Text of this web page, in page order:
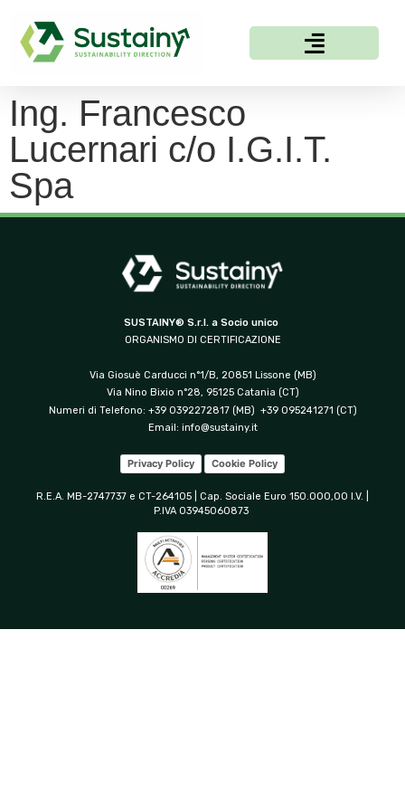
Ing. Francesco
Lucernari c/o I.G.I.T.
Spa
SUSTAINY® S.r.l. a Socio unico
ORGANISMO DI CERTIFICAZIONE
Via Giosuè Carducci n°1/B, 20851 Lissone (MB)
Via Nino Bixio n°28, 95125 Catania (CT)
Numeri di Telefono: +39 0392272817 (MB) +39 095241271 (CT)
Email: info@sustainy.it
Privacy Policy Cookie Policy
R.E.A. MB-2747737 e CT-264105 | Cap. Sociale Euro 150.000,00 I.V. |
P.IVA 03945060873